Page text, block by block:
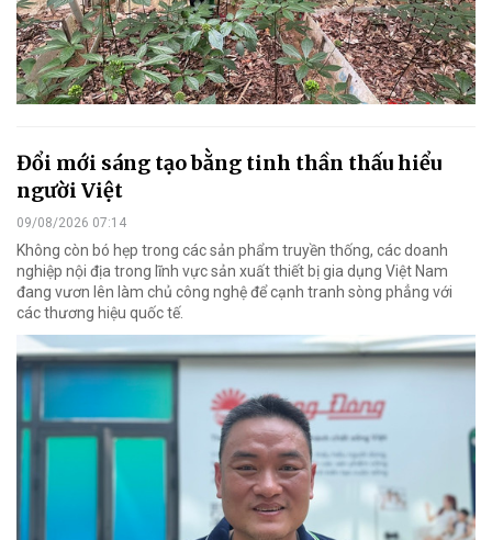
Đổi mới sáng tạo bằng tinh thần thấu hiểu
người Việt
09/08/2026 07:14
Không còn bó hẹp trong các sản phẩm truyền thống, các doanh
nghiệp nội địa trong lĩnh vực sản xuất thiết bị gia dụng Việt Nam
đang vươn lên làm chủ công nghệ để cạnh tranh sòng phẳng với
các thương hiệu quốc tế.